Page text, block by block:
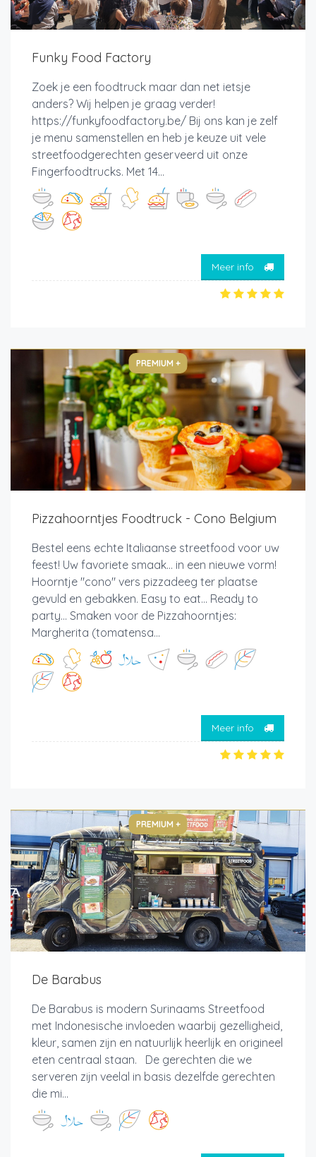
Funky Food Factory
Zoek je een foodtruck maar dan net ietsje
anders? Wij helpen je graag verder!
https://funkyfoodfactory.be/ Bij ons kan je zelf
je menu samenstellen en heb je keuze uit vele
streetfoodgerechten geserveerd uit onze
Fingerfoodtrucks. Met 14...
Meer info
PREMIUM +
Pizzahoorntjes Foodtruck - Cono Belgium
Bestel eens echte Italiaanse streetfood voor uw
feest! Uw favoriete smaak... in een nieuwe vorm!
Hoorntje "cono" vers pizzadeeg ter plaatse
gevuld en gebakken. Easy to eat... Ready to
party... Smaken voor de Pizzahoorntjes:
Margherita (tomatensa...
Meer info
PREMIUM +
De Barabus
De Barabus is modern Surinaams Streetfood
met Indonesische invloeden waarbij gezelligheid,
kleur, samen zijn en natuurlijk heerlijk en origineel
eten centraal staan. De gerechten die we
serveren zijn veelal in basis dezelfde gerechten
die mi...